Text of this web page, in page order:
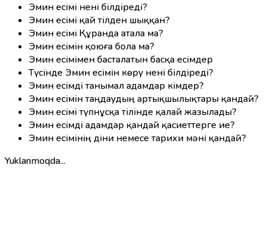
Эмин есімі нені білдіреді?
Эмин есімі қай тілден шыққан?
Эмин есімі Құранда атала ма?
Эмин есімін қоюға бола ма?
Эмин есімімен басталатын басқа есімдер
Түсінде Эмин есімін көру нені білдіреді?
Эмин есімді танымал адамдар кімдер?
Эмин есімін таңдаудың артықшылықтары қандай?
Эмин есімі түпнұсқа тілінде қалай жазылады?
Эмин есімді адамдар қандай қасиеттерге ие?
Эмин есімінің діни немесе тарихи мәні қандай?
Yuklanmoqda...